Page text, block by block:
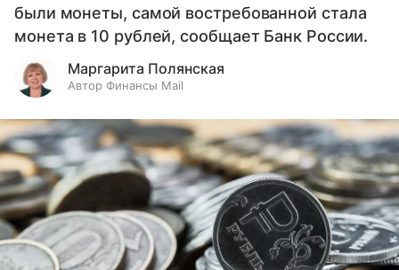
были монеты, самой востребованной стала
монета в 10 рублей, сообщает Банк России.
Маргарита Полянская
Автор Финансы Mail